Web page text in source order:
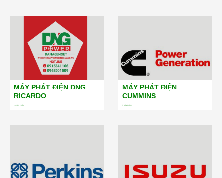
MÁY PHÁT ĐIỆN DNG
RICARDO
19SẢN PHẨM
MÁY PHÁT ĐIỆN
CUMMINS
5SẢN PHẨM